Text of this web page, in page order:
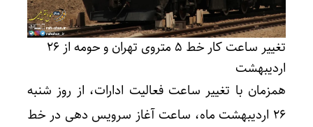
تغییر ساعت کار خط ۵ متروی تهران و حومه از ۲۶
اردیبهشت
همزمان با تغییر ساعت فعالیت ادارات، از روز شنبه
۲۶ اردیبهشت ماه، ساعت آغاز سرویس دهی در خط